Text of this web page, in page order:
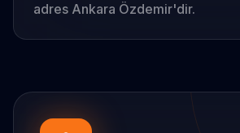
adres Ankara Özdemir'dir.